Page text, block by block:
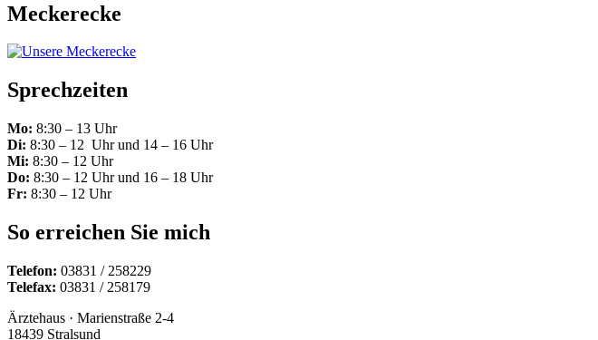
Meckerecke
Sprechzeiten
Mo: 8:30 – 13 Uhr
Di: 8:30 – 12 Uhr und 14 – 16 Uhr
Mi: 8:30 – 12 Uhr
Do: 8:30 – 12 Uhr und 16 – 18 Uhr
Fr: 8:30 – 12 Uhr
So erreichen Sie mich
Telefon: 03831 / 258229
Telefax: 03831 / 258179
Ärztehaus · Marienstraße 2-4
18439 Stralsund